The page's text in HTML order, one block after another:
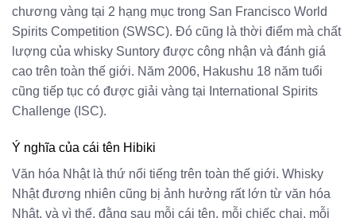
chương vàng tại 2 hạng mục trong San Francisco World
Spirits Competition (SWSC). Đó cũng là thời điểm mà chất
lượng của whisky Suntory được công nhận và đánh giá
cao trên toàn thế giới. Năm 2006, Hakushu 18 năm tuổi
cũng tiếp tục có được giải vàng tại International Spirits
Challenge (ISC).
Ý nghĩa của cái tên Hibiki
Văn hóa Nhật là thứ nổi tiếng trên toàn thế giới. Whisky
Nhật đương nhiên cũng bị ảnh hưởng rất lớn từ văn hóa
Nhật, và vì thế, đằng sau mỗi cái tên, mỗi chiếc chai, mỗi